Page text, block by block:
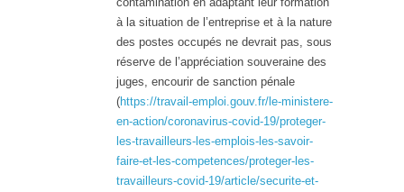
à la situation de l’entreprise et à la nature
des postes occupés ne devrait pas, sous
réserve de l’appréciation souveraine des
juges, encourir de sanction pénale
(https://travail-emploi.gouv.fr/le-ministere-
en-action/coronavirus-covid-19/proteger-
les-travailleurs-les-emplois-les-savoir-
faire-et-les-competences/proteger-les-
travailleurs-covid-19/article/securite-et-